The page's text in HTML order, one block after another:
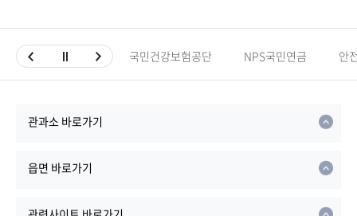
국민건강보험공단 NPS국민연금 안
관과소 바로가기
읍면 바로가기